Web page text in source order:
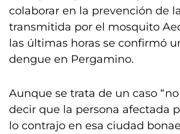
colaborar en la prevención de
transmitida por el mosquito
las últimas horas se confirmó
dengue en Pergamino.
Aunque se trata de un caso
decir que la persona afectada
lo contrajo en esa ciudad